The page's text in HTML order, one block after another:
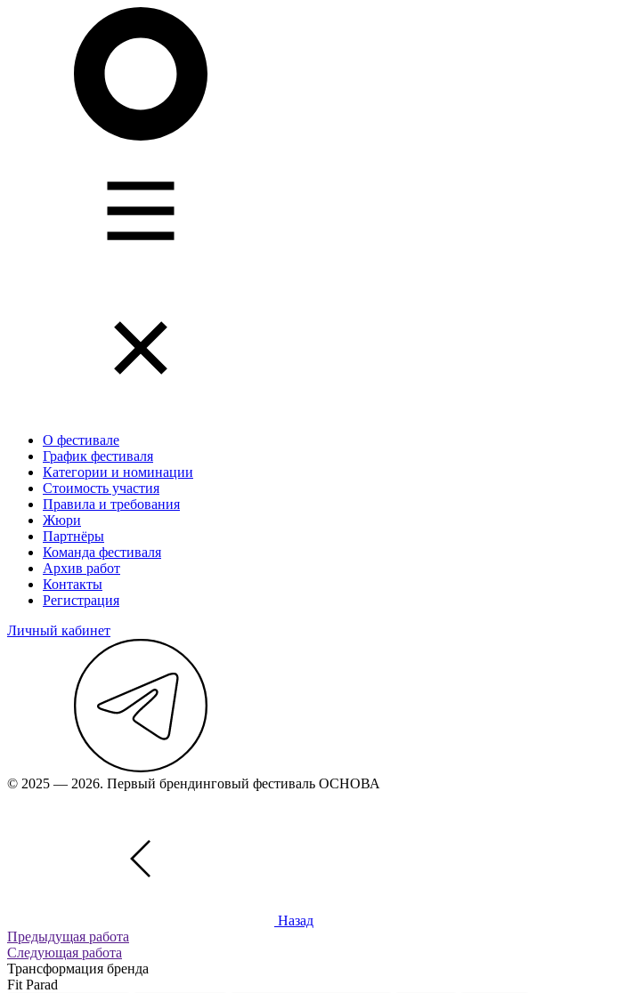
О фестивале
График фестиваля
Категории и номинации
Стоимость участия
Правила и требования
Жюри
Партнёры
Команда фестиваля
Архив работ
Контакты
Регистрация
Личный кабинет
© 2025 — 2026. Первый брендинговый фестиваль ОСНОВА
Назад
Предыдущая работа
Следующая работа
Трансформация бренда
Fit Parad